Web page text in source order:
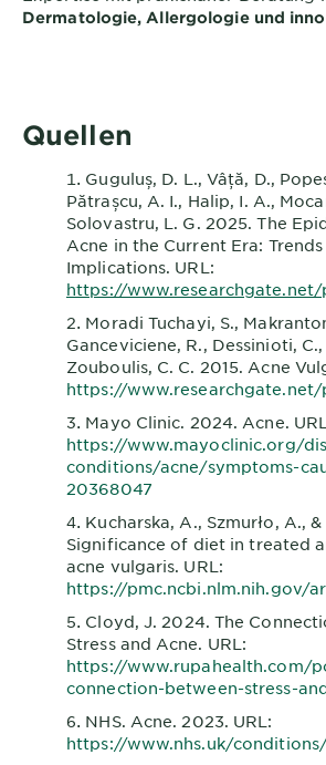
Dermatologie, Allergologie und
Quellen
Guguluș, D. L., Vâță, D.,
Pătrașcu, A. I., Halip, I. A.,
Solovastru, L. G. 2025. The
Acne in the Current Era:
Implications. URL:
https://
Moradi Tuchayi, S.,
Ganceviciene, R., Dessinioti,
Zouboulis, C. C. 2015. Acne
https://
Mayo Clinic. 2024. Acne.
https://www.mayoclinic.org/
conditions/acne/symptoms-
20368047
Kucharska, A., Szmurło, A.,
Significance of diet in treated
acne vulgaris. URL:
https://pmc.ncbi.nlm.nih.gov/
Cloyd, J. 2024. The
Stress and Acne. URL:
https://www.rupahealth.com/
connection-between-stress-
NHS. Acne. 2023. URL:
https://www.nhs.uk/